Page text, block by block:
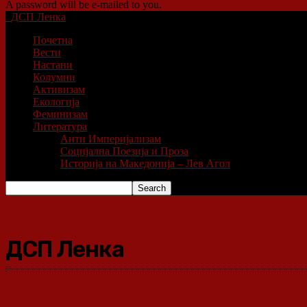
A password will be e-mailed to you.
ДСП Ленка
Почетна
Вести
Настани
Колумни
Активизам
Екологија
Феминизам
Литература
Анти Империјализам
Социјална Поезија и Проза
Историја на Македонија – Лев Агол
ДСП Ленка